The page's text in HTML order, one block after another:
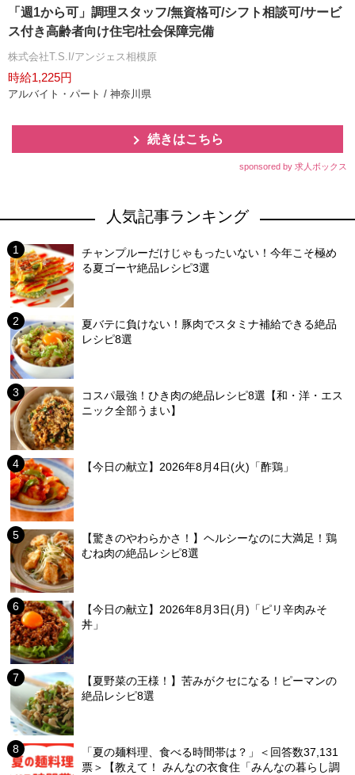
「週1から可」調理スタッフ/無資格可/シフト相談可/サービ
ス付き高齢者向け住宅/社会保障完備
株式会社T.S.I/アンジェス相模原
時給1,225円
アルバイト・パート / 神奈川県
続きはこちら
sponsored by 求人ボックス
人気記事ランキング
チャンプルーだけじゃもったいない！今年こそ極め
る夏ゴーヤ絶品レシピ3選
夏バテに負けない！豚肉でスタミナ補給できる絶品
レシピ8選
コスパ最強！ひき肉の絶品レシピ8選【和・洋・エス
ニック全部うまい】
【今日の献立】2026年8月4日(火)「酢鶏」
【驚きのやわらかさ！】ヘルシーなのに大満足！鶏
むね肉の絶品レシピ8選
【今日の献立】2026年8月3日(月)「ピリ辛肉みそ
丼」
【夏野菜の王様！】苦みがクセになる！ピーマンの
絶品レシピ8選
「夏の麺料理、食べる時間帯は？」＜回答数37,131
票＞【教えて！ みんなの衣食住「みんなの暮らし調